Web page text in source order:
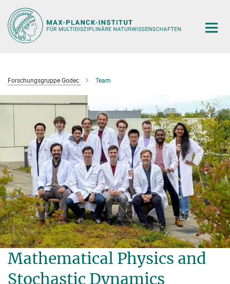
Hauptinhalt
Forschungsgruppe Godec Team
Mathematical Physics and
Stochastic Dynamics